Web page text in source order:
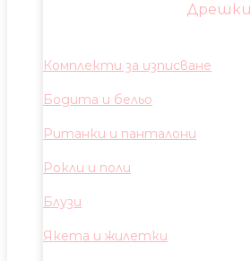
Дрешки
Комплекти за изписване
Бодита и бельо
Ританки и панталони
Рокли и поли
Блузи
Якета и жилетки